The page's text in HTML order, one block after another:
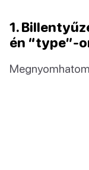
1.
én “type”-